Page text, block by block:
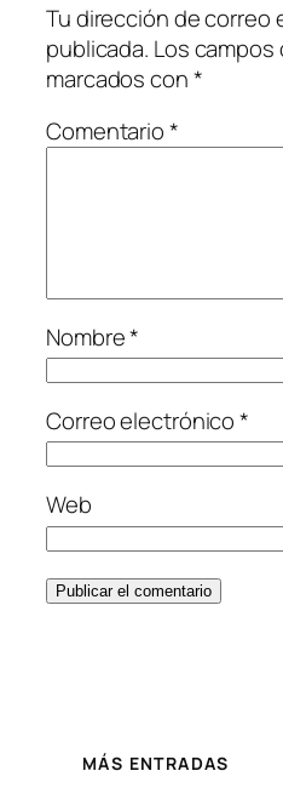
Tu dirección de correo
publicada. Los
marcados con*
Comentario*
Nombre*
Correo electrónico*
Web
MÁS ENTRADAS